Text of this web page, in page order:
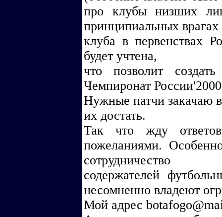
про клубы низших
принципиальных врагах
клуба в первенствах
будет учтена,
что позволит
Чемпиронат
Нужные патчи закачаю
их достать.
Так что жду
пожеланиями.
сотрудничество
содержателей
несомненно владеют
Мой адрес